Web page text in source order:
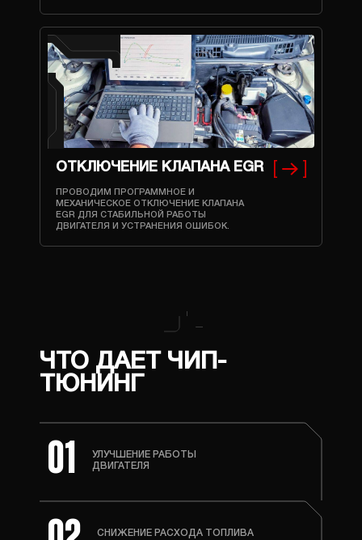
ОТКЛЮЧЕНИЕ КЛАПАНА EGR
ПРОВОДИМ ПРОГРАММНОЕ И
МЕХАНИЧЕСКОЕ ОТКЛЮЧЕНИЕ КЛАПАНА
EGR ДЛЯ СТАБИЛЬНОЙ РАБОТЫ
ДВИГАТЕЛЯ И УСТРАНЕНИЯ ОШИБОК.
ЧТО ДАЕТ ЧИП-
ТЮНИНГ
01
УЛУЧШЕНИЕ РАБОТЫ
ДВИГАТЕЛЯ
СНИЖЕНИЕ РАСХОДА ТОПЛИВА